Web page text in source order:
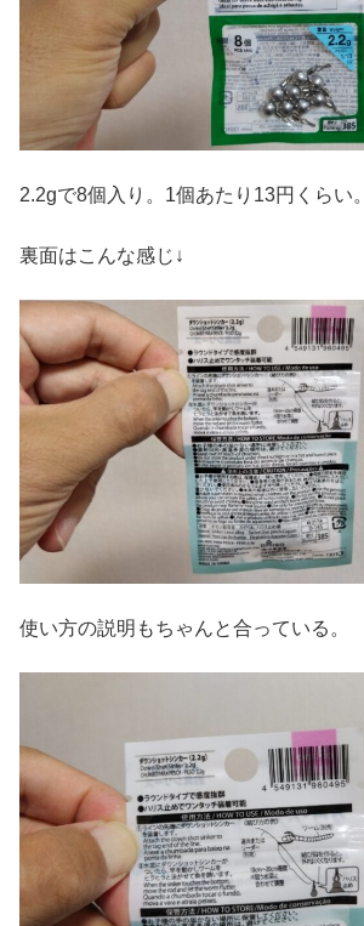
2.2gで8個入り。1個あたり13円くらい。
裏面はこんな感じ↓
使い方の説明もちゃんと合っている。